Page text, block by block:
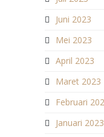
Juni 2023
Mei 2023
April 2023
Maret 2023
Februari
Januari 2023